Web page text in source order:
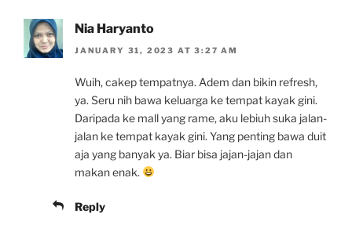
Nia Haryanto
JANUARY 31, 2023 AT 3:27 AM
Wuih, cakep tempatnya. Adem dan bikin refresh,
ya. Seru nih bawa keluarga ke tempat kayak gini.
Daripada ke mall yang rame, aku lebiuh suka jalan-
jalan ke tempat kayak gini. Yang penting bawa duit
aja yang banyak ya. Biar bisa jajan-jajan dan
makan enak.
Reply